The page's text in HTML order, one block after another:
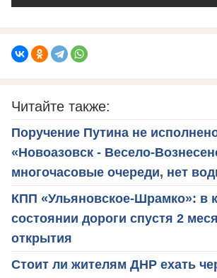
Читайте также:
Поручение Путина не
«Новоазовск - Весело-
многочасовые очереди, нет
КПП «Ульяновское-Шрамко»: в
состоянии дороги спустя 2
открытия
Стоит ли жителям ДНР ехать